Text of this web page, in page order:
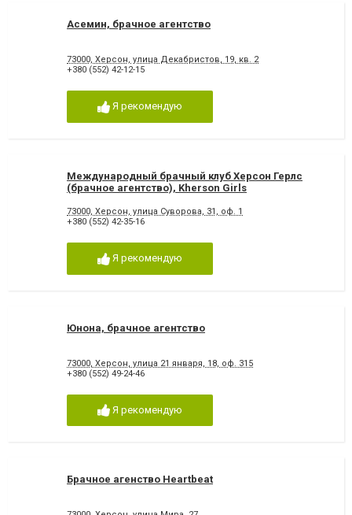
Асемин, брачное агентство
73000, Херсон, улица Декабристов, 19, кв. 2
+380 (552) 42-12-15
Я рекомендую
Международный брачный клуб Херсон Герлс
(брачное агентство), Kherson Girls
73000, Херсон, улица Суворова, 31, оф. 1
+380 (552) 42-35-16
Я рекомендую
Юнона, брачное агентство
73000, Херсон, улица 21 января, 18, оф. 315
+380 (552) 49-24-46
Я рекомендую
Брачное агенство Heartbeat